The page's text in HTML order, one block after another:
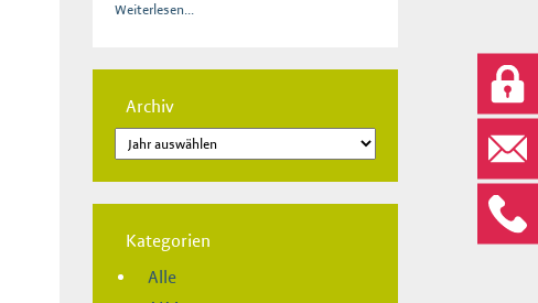
Weiterlesen...
Archiv
Kategorien
Alle